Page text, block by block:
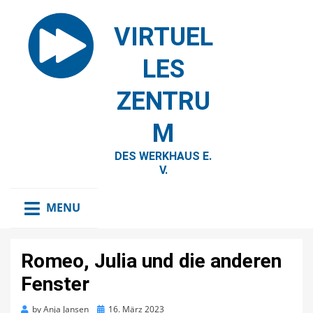
VIRTUEL
LES
ZENTRU
M
DES WERKHAUS E.
V.
MENU
Romeo, Julia und die anderen
Fenster
byAnja Jansen Posted16. März 2023